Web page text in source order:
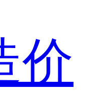
价